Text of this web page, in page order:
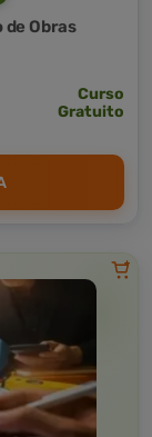
Obras
Curso
Gratuito